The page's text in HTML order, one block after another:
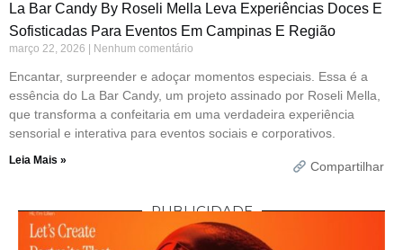
La Bar Candy By Roseli Mella Leva Experiências Doces E
Sofisticadas Para Eventos Em Campinas E Região
março 22, 2026 Nenhum comentário
Encantar, surpreender e adoçar momentos especiais. Essa é a
essência do La Bar Candy, um projeto assinado por Roseli Mella,
que transforma a confeitaria em uma verdadeira experiência
sensorial e interativa para eventos sociais e corporativos.
Leia Mais » Compartilhar
PUBLICIDADE